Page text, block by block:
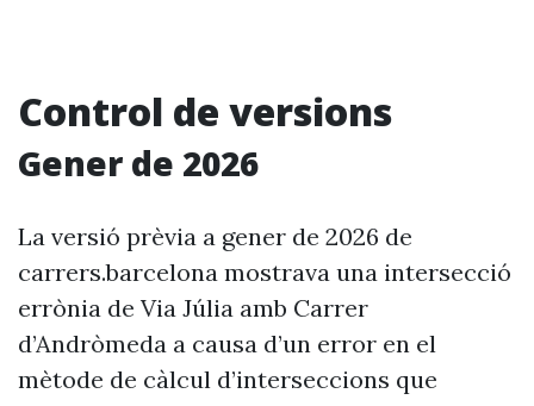
Control de versions
Gener de 2026
La versió prèvia a gener de 2026 de
carrers.barcelona mostrava una intersecció
errònia de Via Júlia amb Carrer
d’Andròmeda a causa d’un error en el
mètode de càlcul d’interseccions que